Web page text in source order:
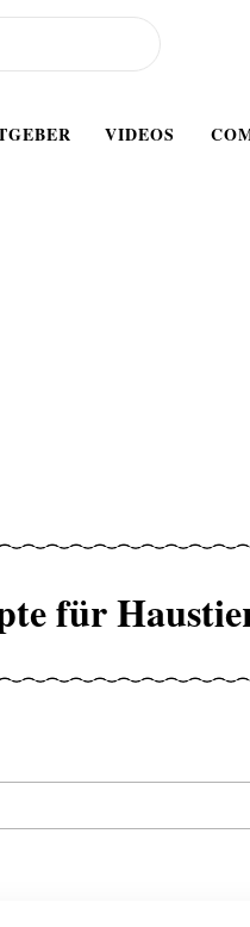
VIDEOS
für